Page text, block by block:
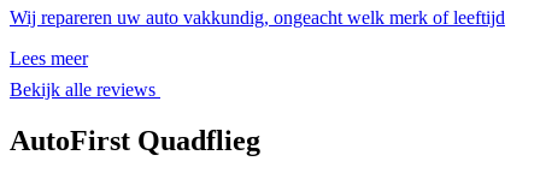
Wij repareren uw auto vakkundig, ongeacht welk merk of leeftijd
Lees meer
Bekijk alle reviews
AutoFirst Quadflieg